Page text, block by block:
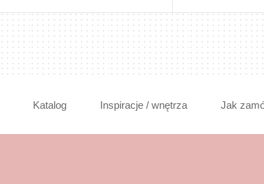
Katalog Inspiracje / wnętrza Jak